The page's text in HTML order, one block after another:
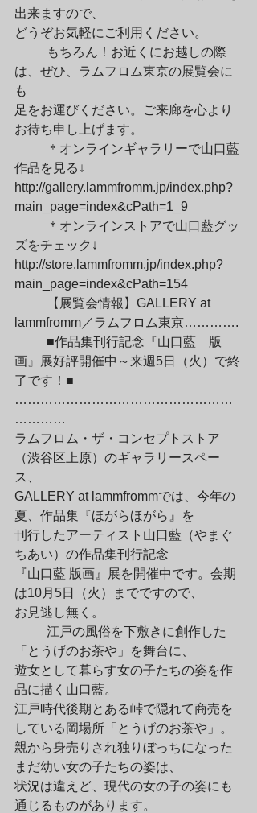
出来ますので、
どうぞお気軽にご利用ください。
は、ぜひ、ラムフロム東京の展覧会に
も
足をお運びください。ご来廊を心より
お待ち申し上げます。
作品を見る↓
http://gallery.lammfromm.jp/index.php?
main_page=index&cPath=1_9
ズをチェック↓
http://store.lammfromm.jp/index.php?
main_page=index&cPath=154
lammfromm／ラムフロム東京………….
画』展好評開催中～来週5日（火）で終
了です！■
……………………………………………
…………
ラムフロム・ザ・コンセプトストア
（渋谷区上原）のギャラリースペー
ス、
GALLERY at lammfrommでは、今年の
夏、作品集『ほがらほがら』を
刊行したアーティスト山口藍（やまぐ
ちあい）の作品集刊行記念
『山口藍 版画』展を開催中です。会期
は10月5日（火）までですので、
お見逃し無く。
「とうげのお茶や」を舞台に、
遊女として暮らす女の子たちの姿を作
品に描く山口藍。
江戸時代後期とある峠で隠れて商売を
している岡場所「とうげのお茶や」。
親から身売りされ独りぼっちになった
まだ幼い女の子たちの姿は、
状況は違えど、現代の女の子の姿にも
通じるものがあります。